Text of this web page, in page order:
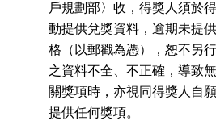
戶規劃部〉收，得獎人須於
動提供兌獎資料，逾期未提
格（以郵戳為憑），恕不另
之資料不全、不正確，導致
關獎項時，亦視同得獎人自
提供任何獎項。